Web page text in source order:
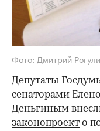
Фото: Дмитрий
Депутаты
сенаторами
Деньгиным
законопроект о